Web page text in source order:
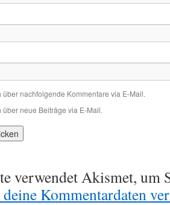
über nachfolgende Kommentare via E-Mail.
neue Beiträge via E-Mail.
verwendet Akismet, um
Kommentardaten